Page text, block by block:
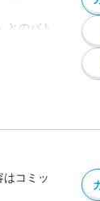
とのバト
予想外
コミッ